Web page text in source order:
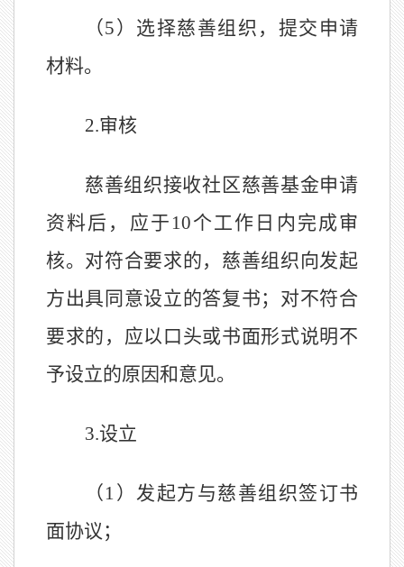
（5 ）选择慈善组织，提交申请
材料。
2.审核
慈善组织接收社区慈善基金申请
资料后，应于 10个工作日内完成审
核。对符合要求的，慈善组织向发起
方出具同意设立的答复书；对不符合
要求的，应以口头或书面形式说明不
予设立的原因和意见。
3.设立
（ 1 ）发起方与慈善组织签订书
面协议；